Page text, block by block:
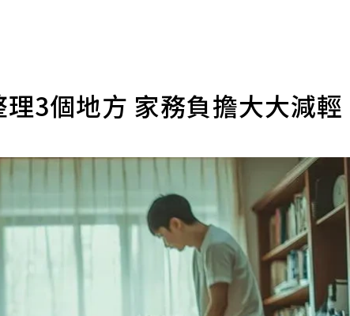
3個地方 家務負擔大大減輕